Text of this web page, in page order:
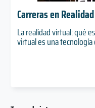
Carreras en
La realidad virtual: qué
virtual es una